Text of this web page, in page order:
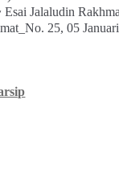
Jalaludin
25, 05